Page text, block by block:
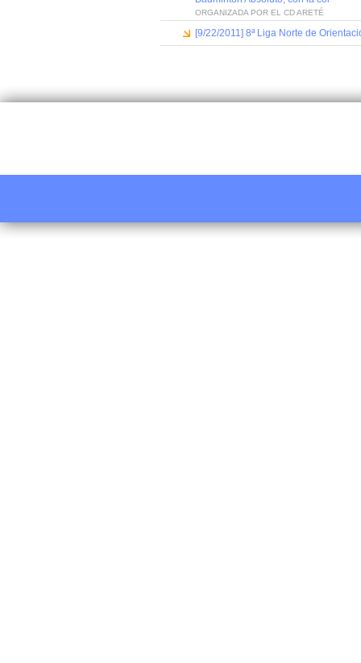
ORGANIZADA POR EL CD ARETÉ
[9/22/2011] 8ª Liga Norte de